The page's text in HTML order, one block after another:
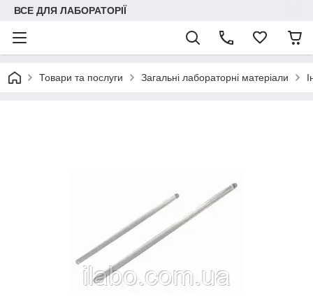
ВСЕ ДЛЯ ЛАБОРАТОРІЇ
Товари та послуги Загальні лабораторні матеріали